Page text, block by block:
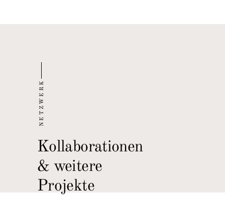
NETZWERK
Kollaborationen
& weitere
Projekte